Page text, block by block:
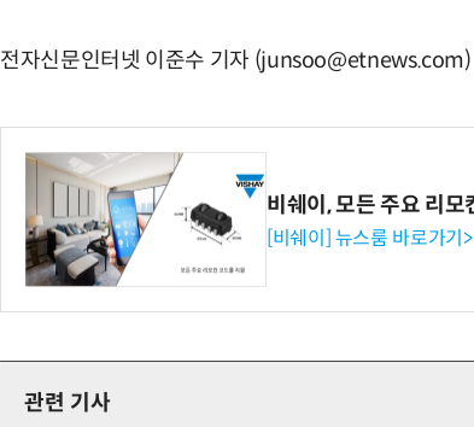
전자신문인터넷 이준수 기자 (junsoo@etnews.com)
비쉐이, 모든 주요 리
[비쉐이] 뉴스룸 바로가기>
관련 기사